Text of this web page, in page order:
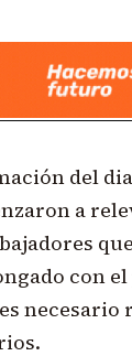
del
a
con
necesario